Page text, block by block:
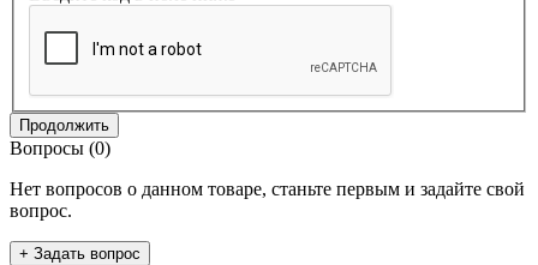
Продолжить
Вопросы (0)
Нет вопросов о данном товаре, станьте первым и задайте свой
вопрос.
+ Задать вопрос